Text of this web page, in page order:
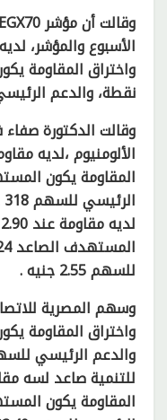
نقطة، والدعم الرئيسي
وقالت الدكتورة
للسهم 2.55 جنيه .